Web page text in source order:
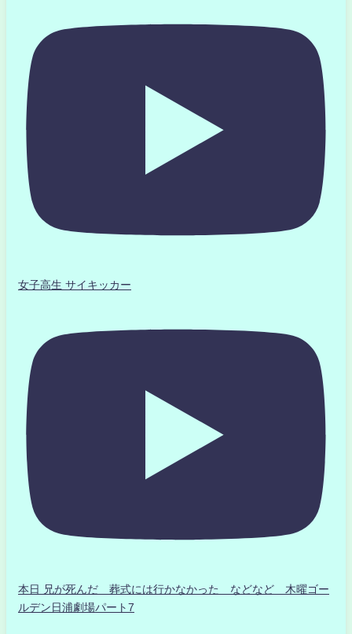
女子高生 サイキッカー
本日 兄が死んだ 葬式には行かなかった などなど 木曜ゴー
ルデン日浦劇場パート7